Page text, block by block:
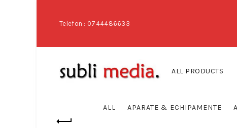
Telefon : 0744486633
ALL PRODUCTS
ALL APARATE & ECHIPAMENTE